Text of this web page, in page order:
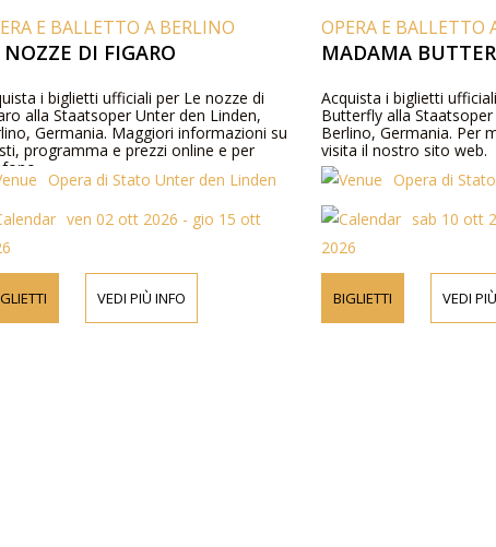
E BALLETTO A BERLINO
NOZZE DI FIGARO
i biglietti ufficiali per Le nozze di
alla Staatsoper Unter den Linden,
Germania. Maggiori informazioni su
programma e prezzi online e per
Opera di Stato Unter den Linden
ven 02 ott 2026 - gio 15 ott
VEDI PIÙ INFO
OPERA E BALLETTO
MADAMA
Acquista i biglietti
Butterfly alla
Berlino, Germania. Per
visita il nostro sito web.
Opera di
sab 10 ott
2026
BIGLIETTI VEDI